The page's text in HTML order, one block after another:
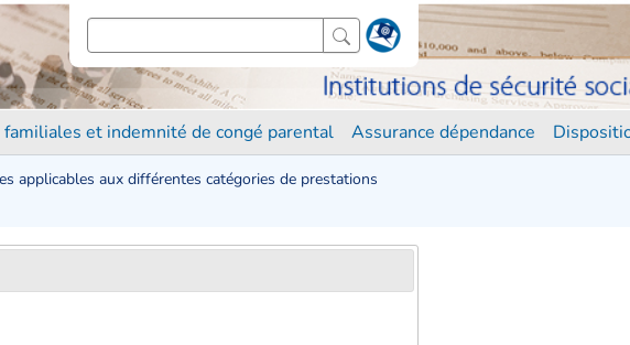
et indemnité de congé parental Assurance dépendance
applicables aux différentes catégories de prestations